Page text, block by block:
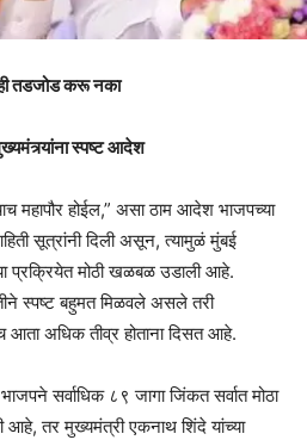
तडजोड करू नका
स्पष्ट आदेश
महापौर होईल,” असा ठाम आदेश भाजपच्या
सूत्रांनी दिली असून, त्यामुळं मुंबई
प्रक्रियेत मोठी खळबळ उडाली आहे.
स्पष्ट बहुमत मिळवले असले तरी
आता अधिक तीव्र होताना दिसत आहे.
सर्वाधिक ८९ जागा जिंकत सर्वात मोठा
आहे, तर मुख्यमंत्री एकनाथ शिंदे यांच्या